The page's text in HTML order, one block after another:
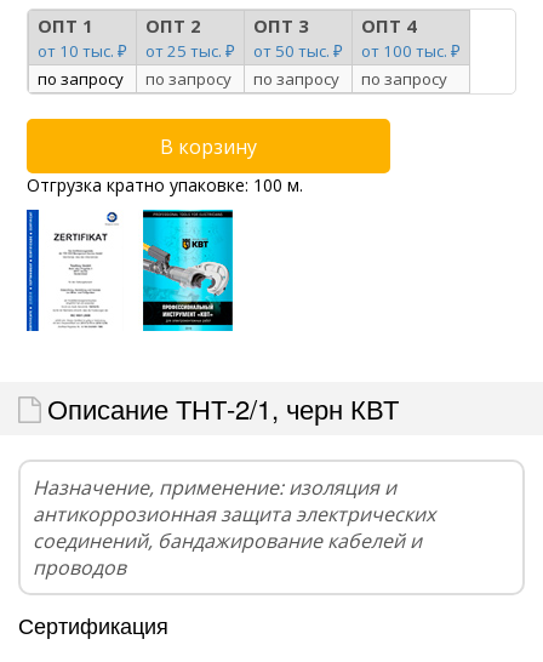
ОПТ 1
от 10 тыс. ₽
ОПТ 2
от 25 тыс. ₽
ОПТ 3
от 50 тыс. ₽
ОПТ 4
от 100 тыс. ₽
по запросу
по запросу по запросу по запросу
Отгрузка кратно упаковке: 100 м.
Описание ТНТ-2/1, черн КВТ
Назначение, применение: изоляция и
антикоррозионная защита электрических
соединений, бандажирование кабелей и
проводов
Сертификация